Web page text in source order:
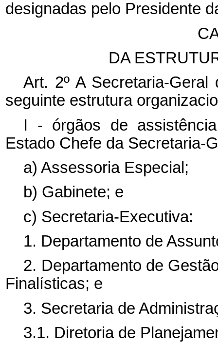
designadas pelo Presidente
DA
Art. 2º A Secretaria-
seguinte estrutura
I - órgãos de
Estado Chefe da Secretaria-
a) Assessoria Especial;
b) Gabinete; e
c) Secretaria-Executiva:
1. Departamento de
2. Departamento de
Finalísticas; e
3. Secretaria de
3.1. Diretoria de